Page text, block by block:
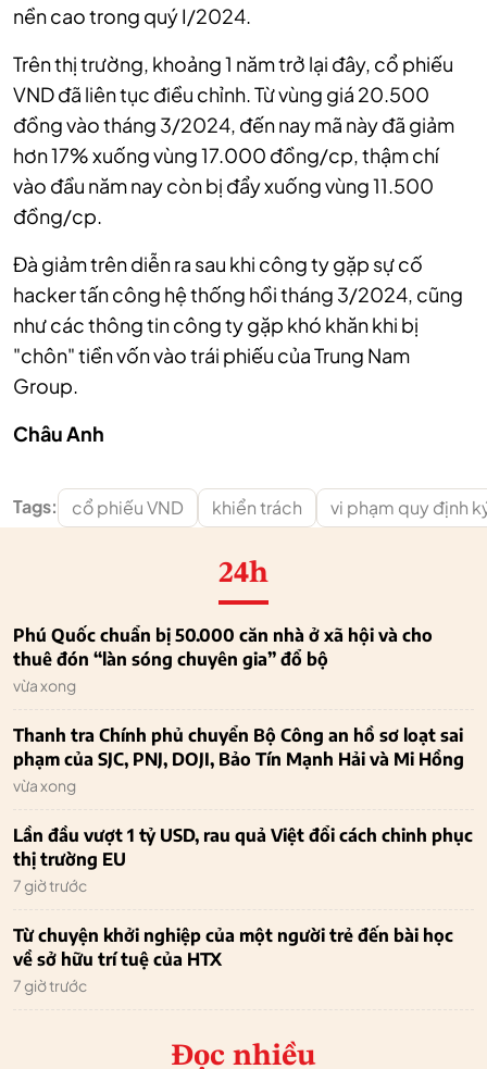
nền cao trong quý I/2024.
Trên thị trường, khoảng 1 năm trở lại đây, cổ phiếu
VND đã liên tục điều chỉnh. Từ vùng giá 20.500
đồng vào tháng 3/2024, đến nay mã này đã giảm
hơn 17% xuống vùng 17.000 đồng/cp, thậm chí
vào đầu năm nay còn bị đẩy xuống vùng 11.500
đồng/cp.
Đà giảm trên diễn ra sau khi công ty gặp sự cố
hacker tấn công hệ thống hồi tháng 3/2024, cũng
như các thông tin công ty gặp khó khăn khi bị
"chôn" tiền vốn vào trái phiếu của Trung Nam
Group.
Châu Anh
Tags: cổ phiếu VND khiển trách vi phạm quy định
24h
Phú Quốc chuẩn bị 50.000 căn nhà ở xã hội và cho
thuê đón “làn sóng chuyên gia” đổ bộ
vừa xong
Thanh tra Chính phủ chuyển Bộ Công an hồ sơ loạt sai
phạm của SJC, PNJ, DOJI, Bảo Tín Mạnh Hải và Mi Hồng
vừa xong
Lần đầu vượt 1 tỷ USD, rau quả Việt đổi cách chinh phục
thị trường EU
7 giờ trước
Từ chuyện khởi nghiệp của một người trẻ đến bài học
về sở hữu trí tuệ của HTX
7 giờ trước
Đọc nhiều